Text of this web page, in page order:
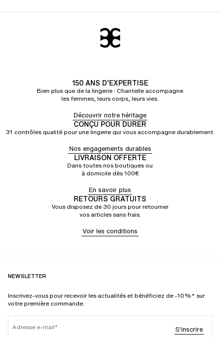
150 ANS D'EXPERTISE
Bien plus que de la lingerie : Chantelle accompagne
les femmes, leurs corps, leurs vies.
Découvrir notre héritage
CONÇU POUR DURER
31 contrôles qualité pour une lingerie qui vous accompagne durablement.
Nos engagements durables
LIVRAISON OFFERTE
Dans toutes nos boutiques ou
à domicile dès 100€
En savoir plus
RETOURS GRATUITS
Vous disposez de 30 jours pour retourner
vos articles sans frais.
Voir les conditions
NEWSLETTER
Inscrivez-vous pour recevoir les actualités et bénéficiez de -10%* sur
votre première commande.
Adresse e-mail S'inscrire